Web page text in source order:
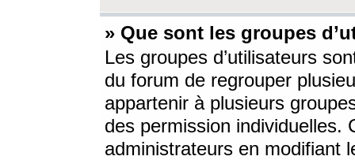
» Que sont les groupes
Les groupes d’utilisateurs
du forum de regrouper
appartenir à plusieurs
des permission individuelles.
administrateurs en modifiant